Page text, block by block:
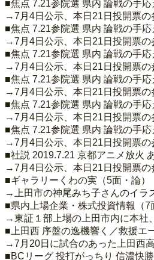
■焦点 7.21参院選 県内 論戦の手
→7月4日公示、本日21日投開票
■焦点 7.21参院選 県内 論戦の手
→7月4日公示、本日21日投開票
■焦点 7.21参院選 県内 論戦の手
→7月4日公示、本日21日投開票
■焦点 7.21参院選 県内 論戦の手
→7月4日公示、本日21日投開票
■焦点 7.21参院選 県内 論戦の手
→7月4日公示、本日21日投開票
■焦点 7.21参院選 県内 論戦の手
→7月4日公示、本日21日投開票
■社説 2019.7.21 京都アニメ放火
→7月4日公示、本日21日投開票
■ギャラリーくわの実（5面・論）
→上田市の神尾みち子さんのイラ
■県内上場企業・株式投資情報（7
→東証１部上場の上田市内に本社
■上田西 序盤の逸機響く／救援エ
→7月20日に試合のあった上田西
■BCリーグ 投打がっちり 信濃快